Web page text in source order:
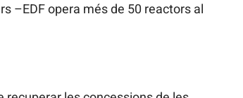
–EDF opera més de 50 reactors al